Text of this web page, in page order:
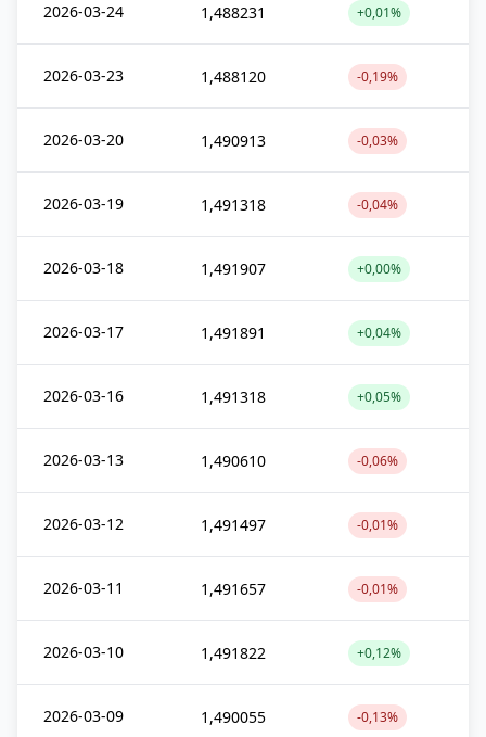
2026-03-24 1,488231 +0,01%
2026-03-23 1,488120 -0,19%
2026-03-20 1,490913 -0,03%
2026-03-19 1,491318 -0,04%
2026-03-18 1,491907 +0,00%
2026-03-17 1,491891 +0,04%
2026-03-16 1,491318 +0,05%
2026-03-13 1,490610 -0,06%
2026-03-12 1,491497 -0,01%
2026-03-11 1,491657 -0,01%
2026-03-10 1,491822 +0,12%
2026-03-09 1,490055 -0,13%